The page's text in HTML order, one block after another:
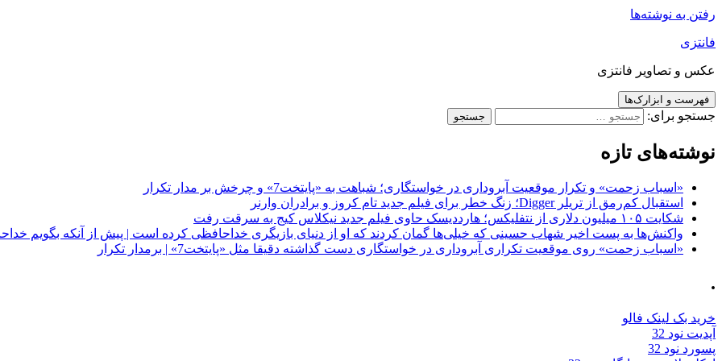
رفتن به نوشته‌ها
فانتزی
عکس و تصاویر فانتزی
فهرست و ابزارک‌ها
جستجو برای:
نوشته‌های تازه
«اسباب زحمت» و تکرار موقعیت آبروداری در خواستگاری؛ شباهت به «پایتخت7» و چرخش بر مدار تکرار
استقبال کم‌رمق از تریلر Digger؛ زنگ خطر برای فیلم جدید تام کروز و برادران وارنر
شکایت ۱۰۵ میلیون دلاری از نتفلیکس؛ هارددیسک حاوی فیلم جدید نیکلاس کیج به سرقت رفت
واکنش‌ها به پست اخیر شهاب حسینی که خیلی‌ها گمان کردند که او از دنیای بازیگری خداحافظی کرده است | پیش از آنکه بگویم
«اسباب زحمت» روی موقعیت تکراری آبروداری در خواستگاری دست گذاشته دقیقا مثل «پایتخت7» | برمدار تکرار
.
خرید بک لینک فالو
آپدیت نود 32
پسورد نود 32